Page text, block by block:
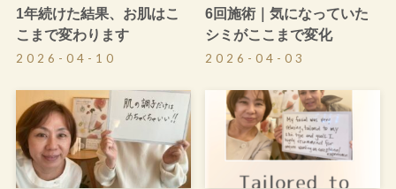
1年続けた結果、お肌はこ
こまで変わります
2026-04-10
6回施術｜気になっていた
シミがここまで変化
2026-04-03